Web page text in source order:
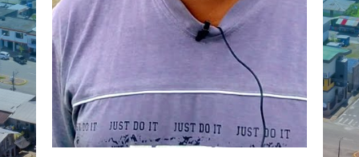
NUESTRA HISTORIA
La creación de Pacayacu está estrechamente